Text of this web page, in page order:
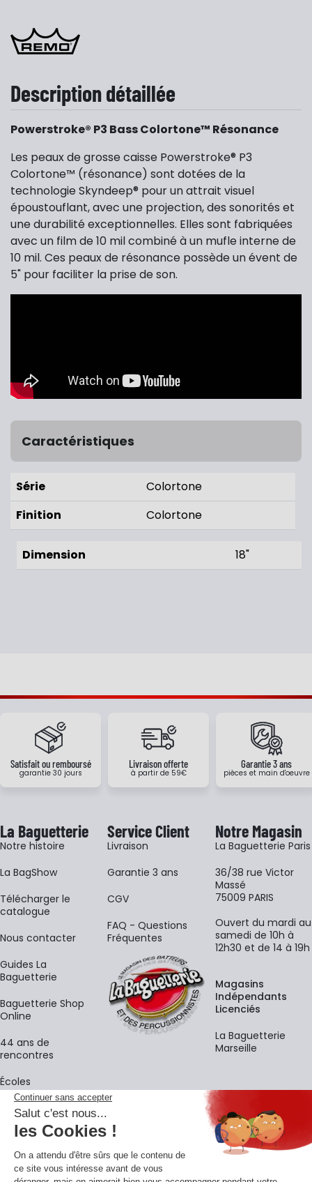
Description détaillée
Powerstroke® P3 Bass Colortone™ Résonance
Les peaux de grosse caisse Powerstroke® P3
Colortone™ (résonance) sont dotées de la
technologie Skyndeep® pour un attrait visuel
époustouflant, avec une projection, des sonorités et
une durabilité exceptionnelles. Elles sont fabriquées
avec un film de 10 mil combiné à un mufle interne de
10 mil. Ces peaux de résonance possède un évent de
5" pour faciliter la prise de son.
Caractéristiques
Série
Colortone
Finition
Colortone
Dimension 18"
Satisfait ou remboursé
garantie 30 jours
Livraison offerte
à partir de 59€
Garantie 3 ans
pièces et main d'oeuvre
La Baguetterie
Notre histoire
La BagShow
​Télécharger le
catalogue
Nous contacter
Guides La
Baguetterie
Baguetterie Shop
Online
44 ans de
rencontres
Écoles
Service Client
Livraison
Garantie 3 ans
CGV
FAQ - Questions
Fréquentes
Notre Magasin
La Baguetterie Paris
36/38 rue Victor
Massé
75009 PARIS
Ouvert du mardi au
samedi de 10h à
12h30 et de 14 à 19h
Magasins
Indépendants
Licenciés
La Baguetterie
Marseille
La newsletter
Adresse e-mail
En vous inscrivant à notre newsletter, vous acceptez notre
confidentialité.